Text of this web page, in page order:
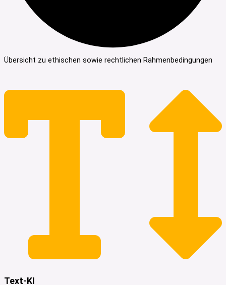
Übersicht zu ethischen sowie rechtlichen Rahmenbedingungen
Text-KI